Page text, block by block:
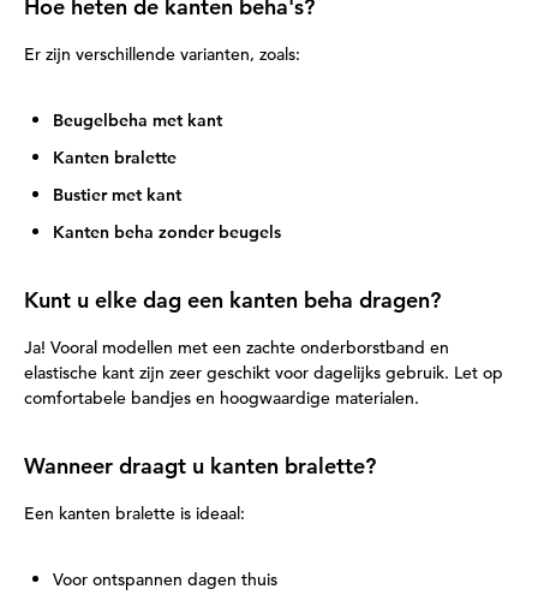
Hoe heten de kanten beha's?
Er zijn verschillende varianten, zoals:
Beugelbeha met kant
Kanten bralette
Bustier met kant
Kanten beha zonder beugels
Kunt u elke dag een kanten beha dragen?
Ja! Vooral modellen met een zachte onderborstband en
elastische kant zijn zeer geschikt voor dagelijks gebruik. Let op
comfortabele bandjes en hoogwaardige materialen.
Wanneer draagt u kanten bralette?
Een kanten bralette is ideaal:
Voor ontspannen dagen thuis